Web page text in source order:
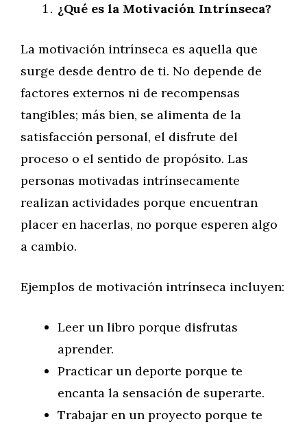
¿Qué es la Motivación Intrínseca?
La motivación intrínseca es aquella que
surge desde dentro de ti. No depende de
factores externos ni de recompensas
tangibles; más bien, se alimenta de la
satisfacción personal, el disfrute del
proceso o el sentido de propósito. Las
personas motivadas intrínsecamente
realizan actividades porque encuentran
placer en hacerlas, no porque esperen algo
a cambio.
Ejemplos de motivación intrínseca incluyen:
Leer un libro porque disfrutas
aprender.
Practicar un deporte porque te
encanta la sensación de superarte.
Trabajar en un proyecto porque te